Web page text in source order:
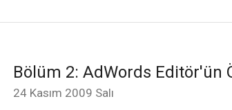
Bölüm 2: AdWords Editör'ün
24 Kasım 2009 Salı